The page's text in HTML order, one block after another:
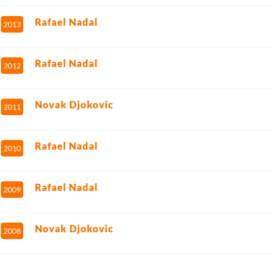
2013 Rafael Nadal
2012 Rafael Nadal
2011 Novak Djokovic
2010 Rafael Nadal
2009 Rafael Nadal
2008 Novak Djokovic